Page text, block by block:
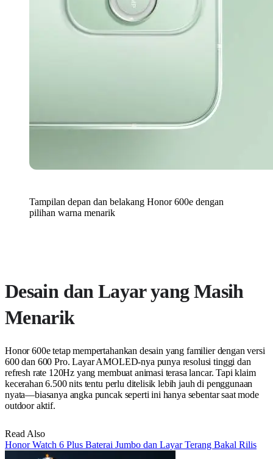
Tampilan depan dan belakang Honor 600e dengan
pilihan warna menarik
Desain dan Layar yang Masih
Menarik
Honor 600e tetap mempertahankan desain yang familier dengan versi
600 dan 600 Pro. Layar AMOLED-nya punya resolusi tinggi dan
refresh rate 120Hz yang membuat animasi terasa lancar. Tapi klaim
kecerahan 6.500 nits tentu perlu ditelisik lebih jauh di penggunaan
nyata—biasanya angka puncak seperti ini hanya sebentar saat mode
outdoor aktif.
Read Also
Honor Watch 6 Plus Baterai Jumbo dan Layar Terang Bakal Rilis